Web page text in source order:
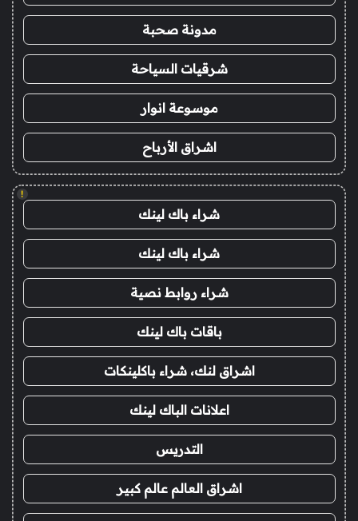
مدونة صحبة
شرقيات السياحة
موسوعة انوار
اشراق الأرباح
!
شراء باك لينك
شراء باك لينك
شراء روابط نصية
باقات باك لينك
اشراق لنك، شراء باكلينكات
اعلانات الباك لينك
التدريس
اشراق العالم عالم كبير